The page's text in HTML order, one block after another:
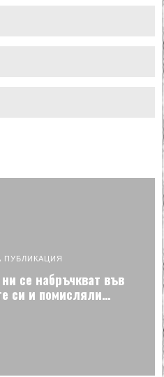
ПУБЛИКАЦИЯ
се набръчкват във
си и помисляли…